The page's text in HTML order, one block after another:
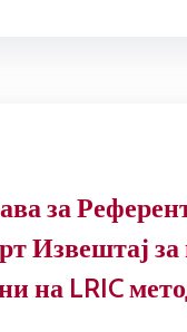
за
Извештај
на LRIC